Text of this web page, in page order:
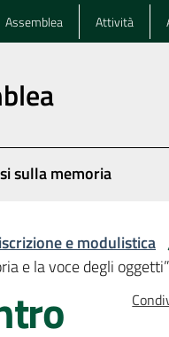
Assemblea Attività
sulla memoria
e modulistica
e la voce degli oggetti”